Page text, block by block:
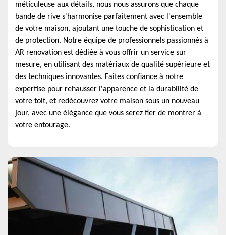
méticuleuse aux détails, nous nous assurons que chaque
bande de rive s'harmonise parfaitement avec l'ensemble
de votre maison, ajoutant une touche de sophistication et
de protection. Notre équipe de professionnels passionnés à
AR renovation est dédiée à vous offrir un service sur
mesure, en utilisant des matériaux de qualité supérieure et
des techniques innovantes. Faites confiance à notre
expertise pour rehausser l'apparence et la durabilité de
votre toit, et redécouvrez votre maison sous un nouveau
jour, avec une élégance que vous serez fier de montrer à
votre entourage.